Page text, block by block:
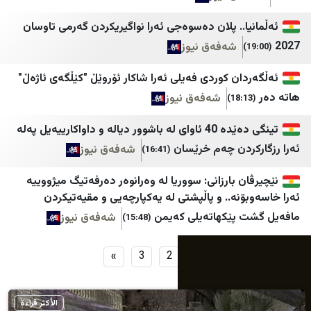
سروش خبر
سنی آنلاین
الوكيل الإخباريپلان دەسوەجی ئەرا نواگیریکردن گەرمی تاوسان
شەفەق نیوز
کوردی فەیلی ئەرا شاکار ئۆروێڵ "کێڵگەی ئاژەڵ"
شەفەق نیوز
تینگی دەێدە 40 ئاوای لە باشوور دیالە و داواکارییەیل پەلە
چەم خرێسان (16:41)
شەفەق نیوز
بارزانی: سووریا لە وەرانوەر دەرفەتیگ میژووییە
و پاڵپشتی لە یەکپارچەیی و مقیەتیکردن
کەیمن (15:48) شەفەق نیوز
الأكثر قراءة